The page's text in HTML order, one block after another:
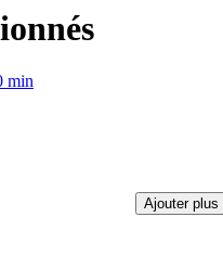
min
Ajouter plus